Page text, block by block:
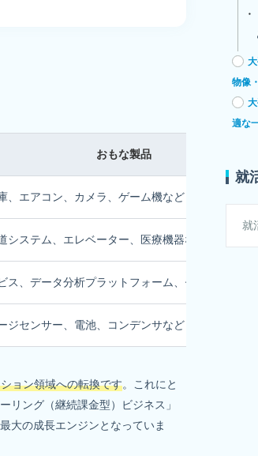
おもな製品
、エアコン、カメラ、ゲーム機など
システム、エレベーター、医療機器など
ス、データ分析プラットフォーム、セキュリティ
ジセンサー、電池、コンデンサなど
ョン領域への転換です。これにと
リング（継続課金型）ビジネス」
大の成長エンジンとなっていま
物像
適な
就
就